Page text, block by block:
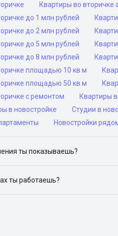
Квартиры во вторичке
до 1 млн рублей
до 2 млн рублей
до 5 млн рублей
до 8 млн рублей
площадью 10 кв м
площадью 50 кв м
с ремонтом
Квартиры
в новостройке
Студии в
Новостройки
ты показываешь?
ты работаешь?